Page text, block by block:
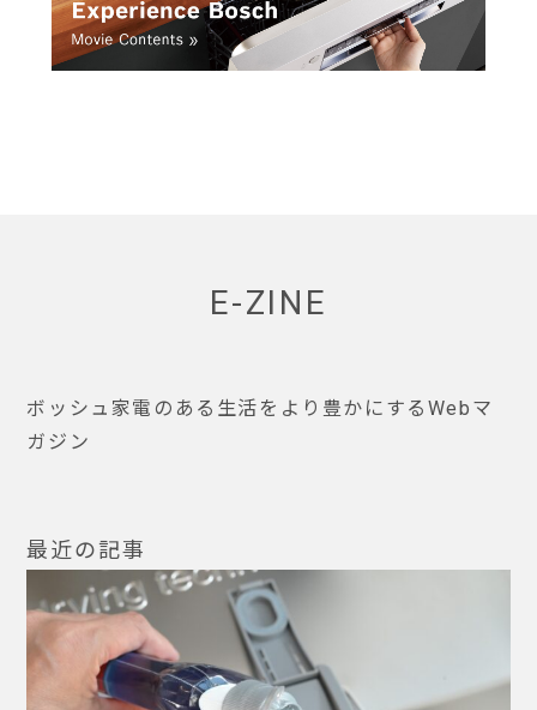
E-ZINE
ボッシュ家電のある生活をより豊かにするWebマ
ガジン
最近の記事